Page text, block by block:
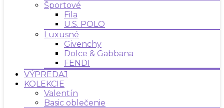
Športové
Fila
U.S. POLO
Luxusné
Givenchy
Dolce & Gabbana
FENDI
VÝPREDAJ
KOLEKCIE
Valentín
Basic oblečenie